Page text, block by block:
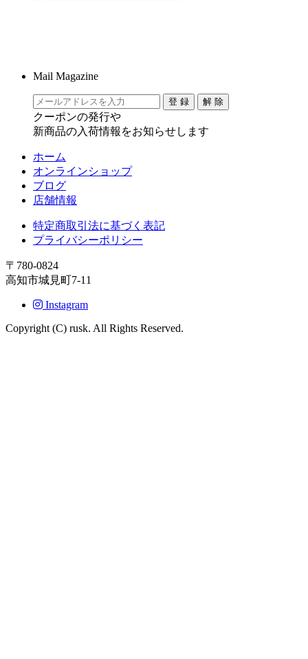
Mail Magazine
クーポンの発行や
新商品の入荷情報をお知らせします
ホーム
オンラインショップ
ブログ
店舗情報
特定商取引法に基づく表記
プライバシーポリシー
〒780-0824
高知市城見町7-11
Instagram
Copyright (C) rusk. All Rights Reserved.